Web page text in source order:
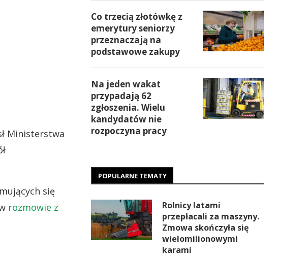
Ministerstwa
się
rozmowie z
Co trzecią złotówkę z
emerytury seniorzy
przeznaczają na
podstawowe zakupy
Na jeden wakat
przypadają 62
zgłoszenia. Wielu
kandydatów nie
rozpoczyna pracy
POPULARNE TEMATY
Rolnicy latami
przepłacali za maszyny.
Zmowa skończyła się
wielomilionowymi
karami